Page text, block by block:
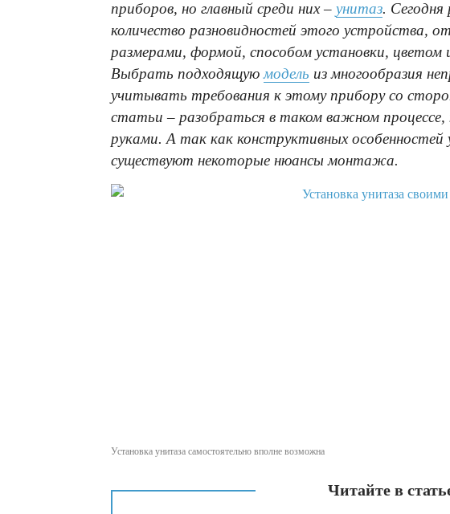
приборов, но главный среди них – унитаз. Сегодня
количество разновидностей этого устройства,
размерами, формой, способом установки, цветом
Выбрать подходящуюмодель из многообразия
учитывать требования к этому прибору со
статьи – разобраться в таком важном процессе,
руками. А так как конструктивных
существуют некоторые нюансы монтажа.
Установка унитаза самостоятельно вполне возможна
Читайте в